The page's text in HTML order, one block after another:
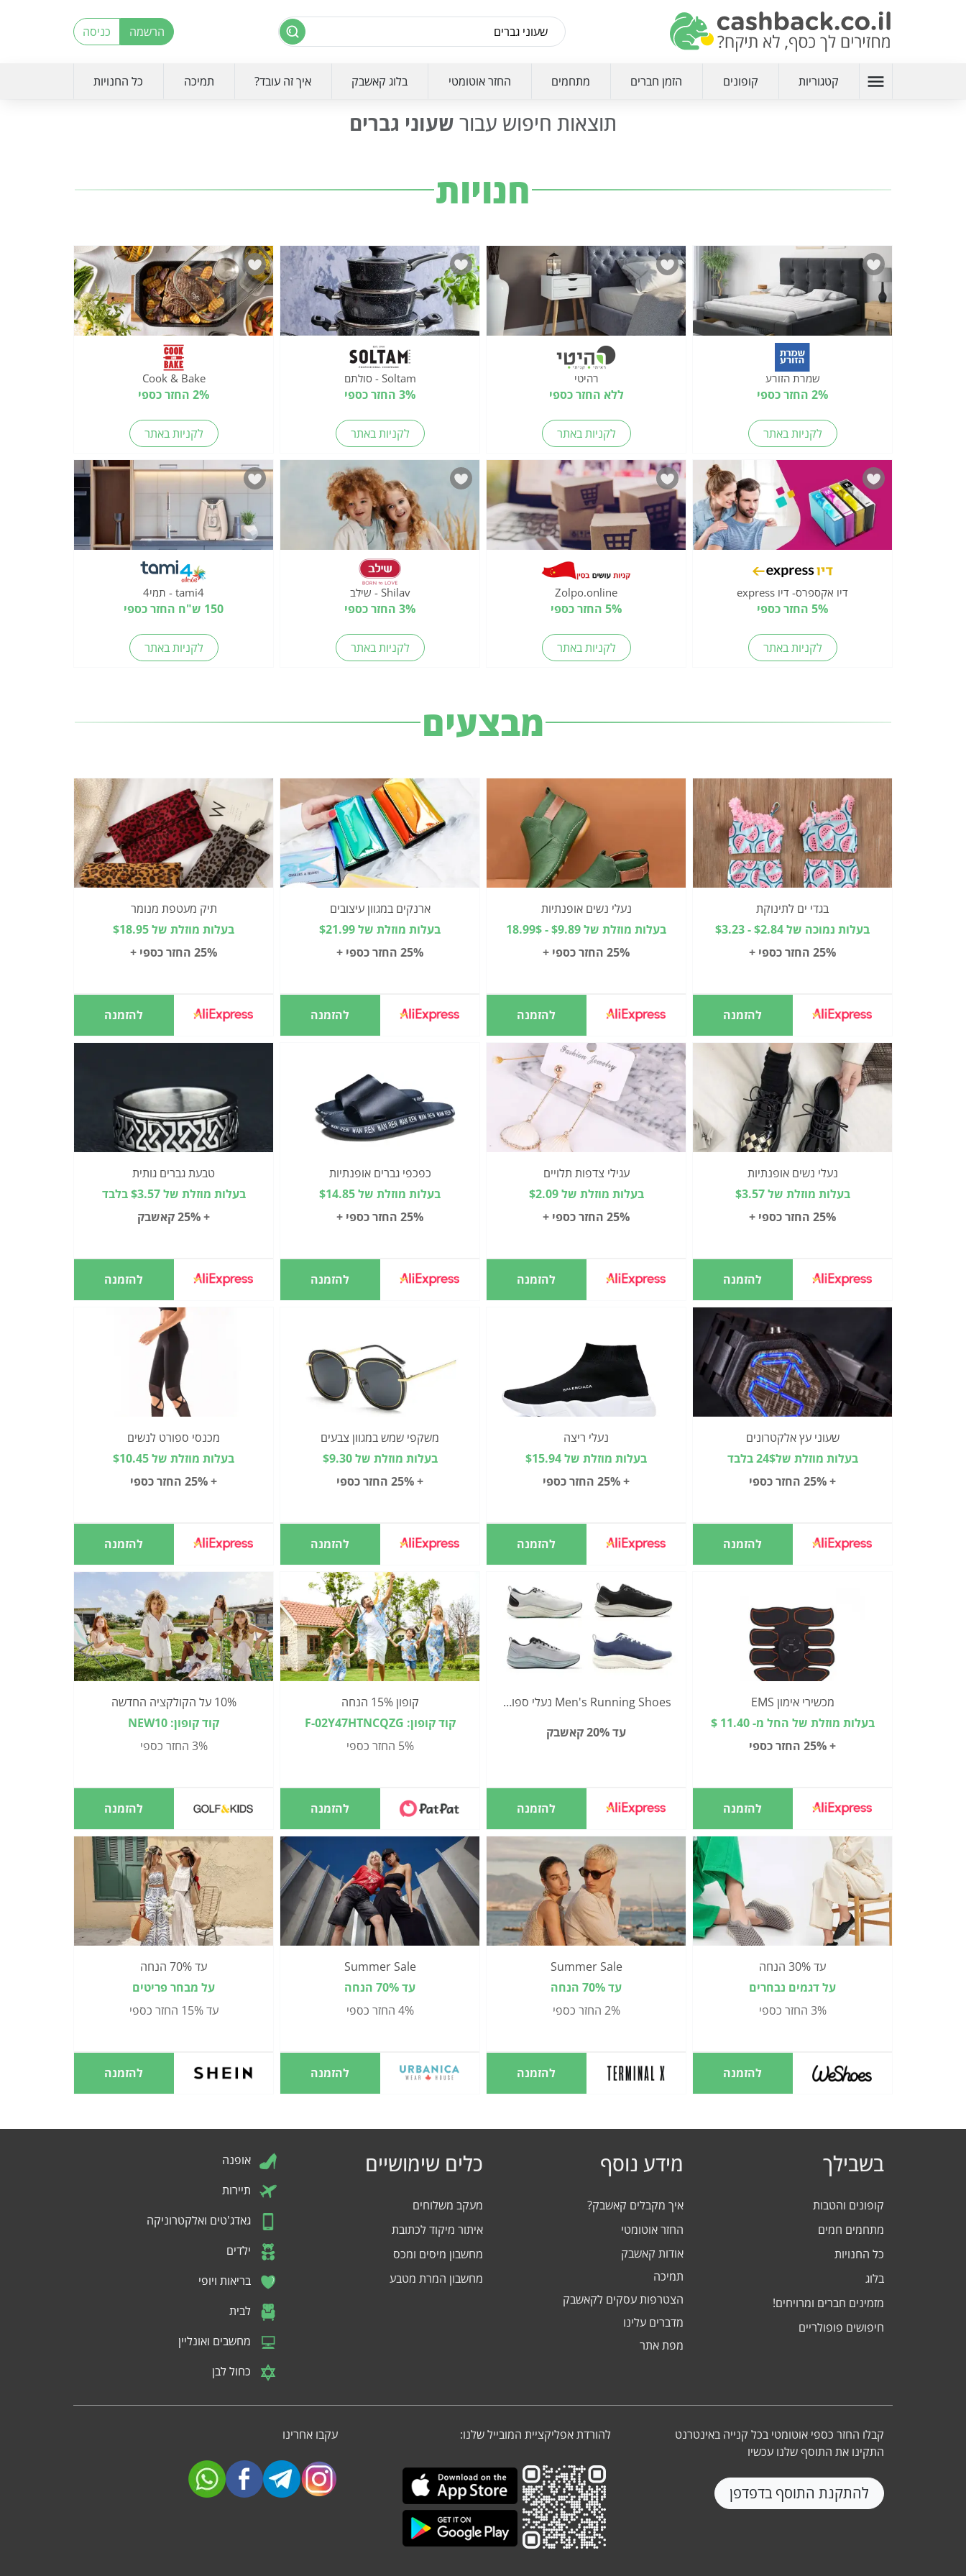
הרשמה כניסה
menu קטגוריות קופונים הזמן חברים מתחמים החזר אוטומטי בלוג קאשבק איך זה עובד? תמיכה כל החנויות
תוצאות חיפוש עבור שעוני גברים
חנויות
שמרת הזורע
2% החזר כספי
לקניות באתר
רהיטי
ללא החזר כספי
לקניות באתר
Soltam - סולתם
3% החזר כספי
לקניות באתר
Cook & Bake
2% החזר כספי
לקניות באתר
דיו אקספרס- דיו express
5% החזר כספי
לקניות באתר
Zolpo.online
5% החזר כספי
לקניות באתר
Shilav - שילב
3% החזר כספי
לקניות באתר
tami4 - תמי4
150 ש"ח החזר כספי
לקניות באתר
מבצעים
בגדי ים לתינוקת
בעלות נמוכה של $2.84 - $3.23
25% החזר כספי +
להזמנה
נעלי נשים אופנתיות
בעלות מוזלת של $9.89 - 18.99$
25% החזר כספי +
להזמנה
ארנקים במגוון עיצובים
בעלות מוזלת של $21.99
25% החזר כספי +
להזמנה
תיק מעטפת מנומר
בעלות מוזלת של $18.95
25% החזר כספי +
להזמנה
נעלי נשים אופנתיות
בעלות מוזלת של $3.57
25% החזר כספי +
להזמנה
עגילי צדפות תלויים
בעלות מוזלת של $2.09
25% החזר כספי +
להזמנה
כפכפי גברים אופנתיות
בעלות מוזלת של $14.85
25% החזר כספי +
להזמנה
טבעת גברים גותית
בעלות מוזלת של $3.57 בלבד
+ 25% קאשבק
להזמנה
שעוני עץ אלקטרונים
בעלות מוזלת של24$ בלבד
+ 25% החזר כספי
להזמנה
נעלי ריצה
בעלות מוזלת של $15.94
+ 25% החזר כספי
להזמנה
משקפי שמש במגוון צבעים
בעלות מוזלת של $9.30
+ 25% החזר כספי
להזמנה
מכנסי ספורט לנשים
בעלות מוזלת של $10.45
+ 25% החזר כספי
להזמנה
מכשירי אימון EMS
בעלות מוזלת של החל מ- 11.40 $
+ 25% החזר כספי
להזמנה
Men's Running Shoes נעלי ספורט
עד 20% קאשבק
להזמנה
קופון 15% הנחה
קוד קופון: F-02Y47HTNCQZG
5% החזר כספי
להזמנה
10% על הקולקציה החדשה
קוד קופון: NEW10
3% החזר כספי
להזמנה
עד 30% הנחה
על דגמים נבחרים
3% החזר כספי
להזמנה
Summer Sale
עד 70% הנחה
2% החזר כספי
להזמנה
Summer Sale
עד 70% הנחה
4% החזר כספי
להזמנה
עד 70% הנחה
על מבחר פריטים
עד 15% החזר כספי
להזמנה
בשבילך
קופונים והטבות
מתחמים חמים
כל החנויות
בלוג
מזמינים חברים ומרויחים!
חיפושים פופולריים
מידע נוסף
איך מקבלים קאשבק?
החזר אוטומטי
אודות קאשבק
תמיכה
הצטרפות עסקים לקאשבק
מדברים עלינו
מפת אתר
כלים שימושיים
מעקב משלוחים
איתור מיקוד לכתובת
מחשבון מיסים ומכס
מחשבון המרת מטבע
אופנה
תיירות
גאדג'טים ואלקטרוניקה
ילדים
בריאות ויופי
לבית
מחשבים ואונליין
כחול לבן
קבלו החזר כספי אוטומטי בכל קנייה באינטרנט
התקינו את התוסף שלנו עכשיו
להתקנת התוסף בדפדפן
להורדת אפליקציית המובייל שלנו: עקבו אחרינו